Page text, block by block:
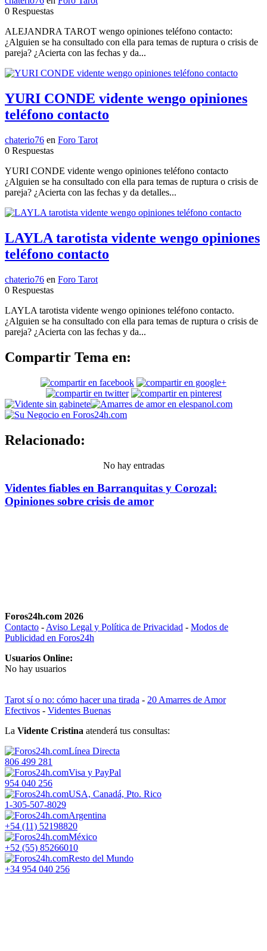
0 Respuestas
ALEJANDRA TAROT wengo opiniones teléfono contacto:
¿Alguien se ha consultado con ella para temas de ruptura o crisis de
pareja? ¿Acierta con las fechas y da...
YURI CONDE vidente wengo opiniones
teléfono contacto
chaterio76 en Foro Tarot
0 Respuestas
YURI CONDE vidente wengo opiniones teléfono contacto
¿Alguien se ha consultado con ella para temas de ruptura o crisis de
pareja? ¿Acierta con las fechas y da detalles...
LAYLA tarotista vidente wengo opiniones
teléfono contacto
chaterio76 en Foro Tarot
0 Respuestas
LAYLA tarotista vidente wengo opiniones teléfono contacto.
¿Alguien se ha consultado con ella para temas de ruptura o crisis de
pareja? ¿Acierta con las fechas y da...
Compartir Tema en:
Relacionado:
No hay entradas
Videntes fiables en Barranquitas y Corozal:
Opiniones sobre crisis de amor
Foros24h.com 2026
Contacto - Aviso Legal y Política de Privacidad - Modos de
Publicidad en Foros24h
Usuarios Online:
No hay usuarios
Tarot sí o no: cómo hacer una tirada - 20 Amarres de Amor
Efectivos - Videntes Buenas
La Vidente Cristina atenderá tus consultas:
Línea Directa
806 499 281
Visa y PayPal
954 040 256
USA, Canadá, Pto. Rico
1-305-507-8029
Argentina
+54 (11) 52198820
México
+52 (55) 85266010
Resto del Mundo
+34 954 040 256